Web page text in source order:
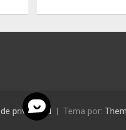
privacidad Tema por: